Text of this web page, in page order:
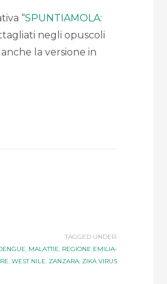
“SPUNTIAMOLA:
negli opuscoli
anche la versione in
TAGGED UNDER:
, MALATTIE, REGIONE EMILIA-
, WEST NILE, ZANZARA, ZIKA VIRUS